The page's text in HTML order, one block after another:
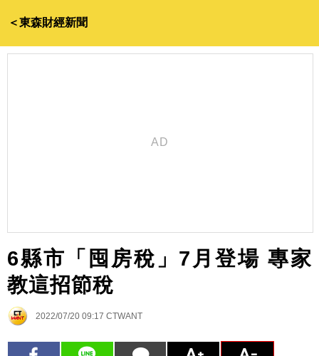
＜東森財經新聞
6縣市「囤房稅」7月登場 專家
教這招節稅
2022/07/20 09:17 CTWANT